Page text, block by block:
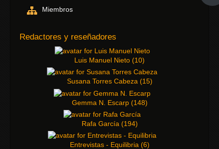
Miembros
Redactores y reseñadores
Luis Manuel Nieto (10)
Susana Torres Cabeza (15)
Gemma N. Escarp (148)
Rafa García (194)
Entrevistas - Equilibria (6)